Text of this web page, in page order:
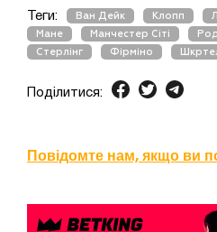
Теги: Ван Дейк Клопп
Мане
Манчестер Сіті
Стерлінг
Фірміно
Поділитися:
Повідомте нам, якщо ви